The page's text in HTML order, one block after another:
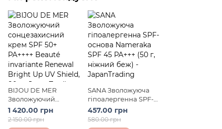
BIJOU DE MER
Зволожуючий
сонцезахисний крем
SPF 50+ PA++++
Beauté invariante
1 420.00 грн
2 150.00 грн
SANA Зволожуюча
гіпоалергенна SPF-
основа Nameraka
SPF 45 PA+++ (50 г,
ніжний беж)
457.00 грн
580.00 грн